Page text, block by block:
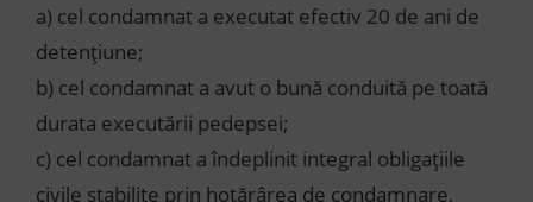
a) cel condamnat a executat efectiv 20 de ani de
detențiune;
b) cel condamnat a avut o bună conduită pe toată
durata executării pedepsei;
c) cel condamnat a îndeplinit integral obligațiile
civile stabilite prin hotărârea de condamnare,